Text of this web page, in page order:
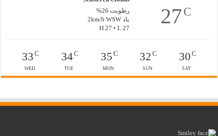
27C
رطوبت 26%
باد 2km/h WSW
H 27 • L 27
30C
SAT
32 C
SUN
35C
MON
34C
TUE
33C
WED